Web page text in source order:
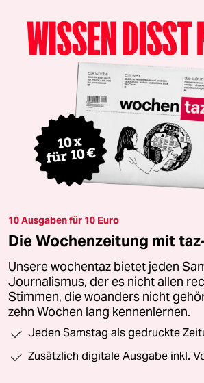
10 Ausgaben für 10 Euro
Die Wochenzeitung mit
Unsere wochentaz bietet jeden
Journalismus, der es nicht allen
Stimmen, die woanders nicht
zehn Wochen lang kennenlernen.
Jeden Samstag als gedruckte
Zusätzlich digitale Ausgabe inkl.